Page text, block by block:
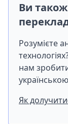
Ви
Розумієте
нам
Як